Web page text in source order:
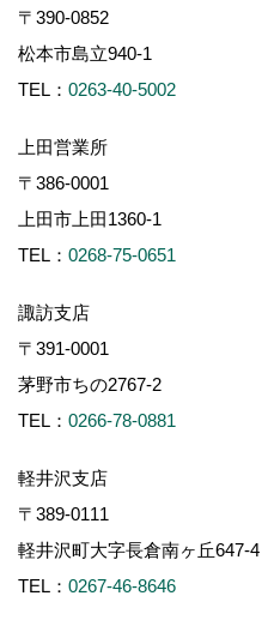
〒390-0852
松本市島立940-1
TEL： 0263-40-5002
上田営業所
〒386-0001
上田市上田1360-1
TEL： 0268-75-0651
諏訪支店
〒391-0001
茅野市ちの2767-2
TEL： 0266-78-0881
軽井沢支店
〒389-0111
軽井沢町大字長倉南ヶ丘647-4
TEL： 0267-46-8646